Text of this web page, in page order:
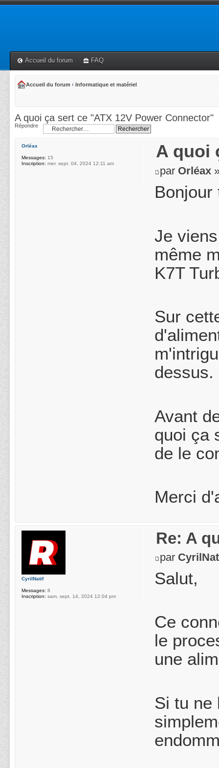
Accueil du forum FAQ
Accueil du forum ‹ Informatique et matériel
A quoi ça sert ce "ATX 12V Power Connector"
Répondre
A quoi
par Orléax
Bonjour
Je
même
K7T
Sur
dessus.
Avant
quoi ça
de le
Merci
Orléax
Messages: 15
Inscription: mer. sept. 04, 2024 12:11 am
Re: A
par
Salut,
Ce
le
une
Si tu ne
CyrilNatif
Messages: 8
Inscription: sam. sept. 14, 2024 12:04 pm